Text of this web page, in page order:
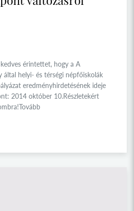
érintettet, hogy a A
által helyi- és térségi népfőiskolák
eredményhirdetésének ideje
2014 október 10.Részletekért